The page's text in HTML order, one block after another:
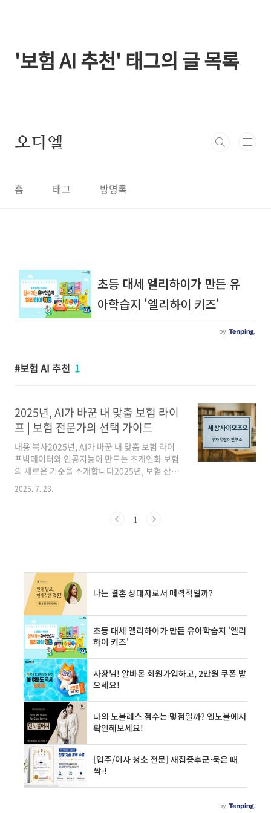
'보험 AI 추천' 태그의 글 목록
오디엘
홈 태그 방명록
보험 AI 추천 1
2025년, AI가 바꾼 내 맞춤 보험 라이
프 | 보험 전문가의 선택 가이드
내용 복사2025년, AI가 바꾼 내 맞춤 보험 라이
프빅데이터와 인공지능이 만드는 초개인화 보험
의 새로운 기준을 소개합니다2025년, 보험 산업
의 패러다임이 바뀝니다. 내 건강, 생활 습관, 운
전 패턴, 소비 행태까지 AI(인공지능)가 실시간으
비스가 제공됩니다. 기존 나이와 성별 등 단순 정
신 동향, 사례, 전문가 조언까지, 따르면 현명하게
대비할 수 있는 실전 노하우를 풀어드립니다. (부
자각잡이연구소 보험전문가 이기찬) 목차초개인
화 보험의 핵심: AI, 빅데이..
2025. 7. 23.
1